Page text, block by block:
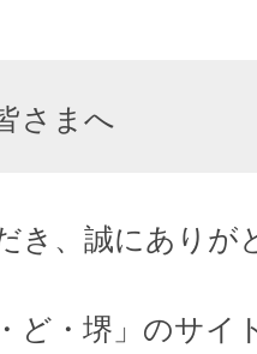
さまへ
、誠にありが
ど・堺」のサイ